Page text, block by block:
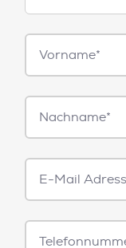
Vorname*
Nachname*
E-
Mail*
Telefonnummer